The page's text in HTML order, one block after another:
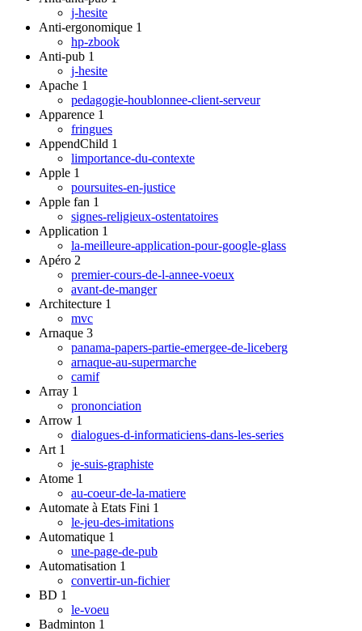
j-hesite
Anti-ergonomique 1
hp-zbook
Anti-pub 1
j-hesite
Apache 1
pedagogie-houblonnee-client-serveur
Apparence 1
fringues
AppendChild 1
limportance-du-contexte
Apple 1
poursuites-en-justice
Apple fan 1
signes-religieux-ostentatoires
Application 1
la-meilleure-application-pour-google-glass
Apéro 2
premier-cours-de-l-annee-voeux
avant-de-manger
Architecture 1
mvc
Arnaque 3
panama-papers-partie-emergee-de-liceberg
arnaque-au-supermarche
camif
Array 1
prononciation
Arrow 1
dialogues-d-informaticiens-dans-les-series
Art 1
je-suis-graphiste
Atome 1
au-coeur-de-la-matiere
Automate à Etats Fini 1
le-jeu-des-imitations
Automatique 1
une-page-de-pub
Automatisation 1
convertir-un-fichier
BD 1
le-voeu
Badminton 1